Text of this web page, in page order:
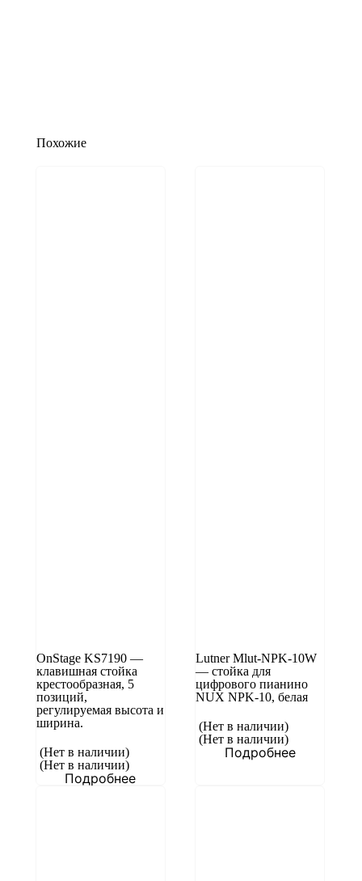
Похожие
OnStage KS7190 —
клавишная стойка
крестообразная, 5
позиций,
регулируемая высота и
ширина.
(Нет в наличии)
(Нет в наличии)
Подробнее
Lutner Mlut-NPK-10W
— стойка для
цифрового пианино
NUX NPK-10, белая
(Нет в наличии)
(Нет в наличии)
Подробнее